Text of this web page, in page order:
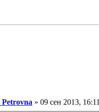
Сообщение
Petrovna » 09 сен 2013, 16:11